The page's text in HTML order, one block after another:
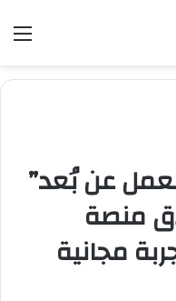
عن بُعد”
منصة